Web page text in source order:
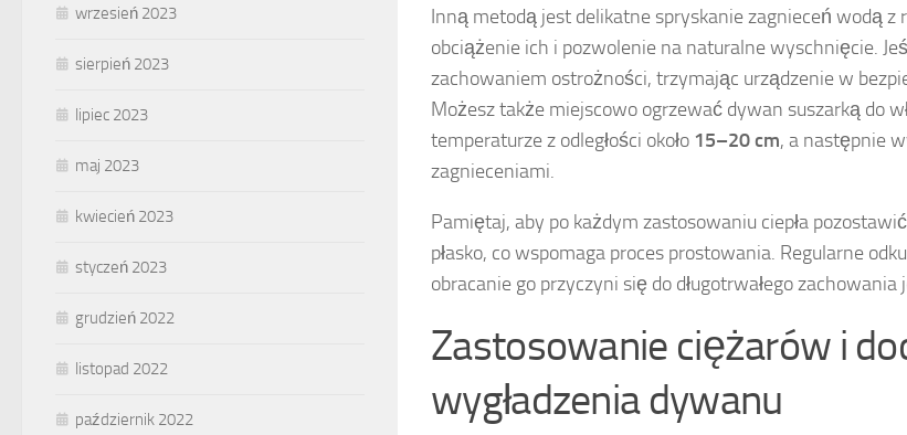
Inną metodą jest delikatne spryskanie zagnieceń wodą z
obciążenie ich i pozwolenie na naturalne wyschnięcie.
zachowaniem ostrożności, trzymając urządzenie w
Możesz także miejscowo ogrzewać dywan suszarką do
temperaturze z odległości około 15–20 cm, a następnie
zagnieceniami.
Pamiętaj, aby po każdym zastosowaniu ciepła
płasko, co wspomaga proces prostowania. Regularne
obracanie go przyczyni się do długotrwałego zachowania
Zastosowanie ciężarów i
wygładzenia dywanu
wrzesień 2023
sierpień 2023
lipiec 2023
maj 2023
kwiecień 2023
styczeń 2023
grudzień 2022
listopad 2022
październik 2022